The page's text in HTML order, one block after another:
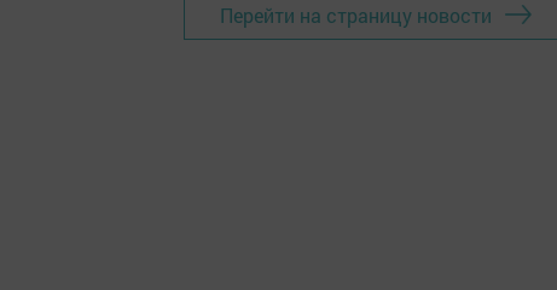
Перейти на страницу новости